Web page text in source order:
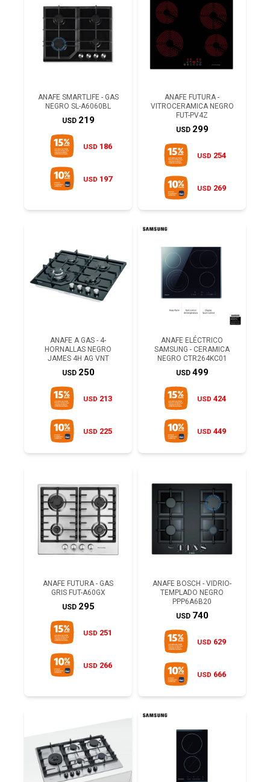
ANAFE SMARTLIFE - GAS
NEGRO SL-A6060BL
USD 219
USD 186
USD 197
ANAFE FUTURA -
VITROCERAMICA NEGRO
FUT-PV4Z
USD 299
USD 254
USD 269
ANAFE A GAS - 4-
HORNALLAS NEGRO
JAMES 4H AG VNT
USD 250
USD 213
USD 225
ANAFE ELÉCTRICO
SAMSUNG - CERAMICA
NEGRO CTR264KC01
USD 499
USD 424
USD 449
ANAFE FUTURA - GAS
GRIS FUT-A60GX
USD 295
USD 251
USD 266
ANAFE BOSCH - VIDRIO-
TEMPLADO NEGRO
PPP6A6B20
USD 740
USD 629
USD 666